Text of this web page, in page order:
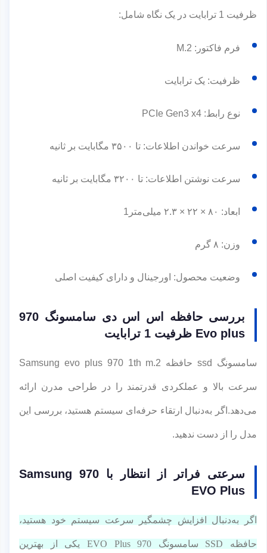
ظرفیت 1 ترابایت در یک نگاه شامل:
فرم فاکتور: M.2
ظرفیت: یک ترابایت
نوع رابط: PCIe Gen3 x4
سرعت خواندن اطلاعات: تا ۳۵۰۰ مگابایت بر ثانیه
سرعت نوشتن اطلاعات: تا ۳۲۰۰ مگابایت بر ثانیه
ابعاد: ۸۰ × ۲۲ × ۲.۳ میلی‌متر1
وزن: ۸ گرم
وضعیت محصول: اورجینال و دارای کیفیت اصلی
بررسی حافظه اس اس دی سامسونگ 970
Evo plus ظرفیت 1 ترابایت
سامسونگ ssd حافظه Samsung evo plus 970 1th m.2
سرعت بالا و عملکردی قدرتمند را در طراحی مدرن ارائه
می‌دهد.اگر به‌دنبال ارتقاء حرفه‌ای سیستم هستید، بررسی این
مدل را از دست ندهید.
سرعتی فراتر از انتظار با Samsung 970
EVO Plus
اگر به‌دنبال افزایش چشمگیر سرعت سیستم خود هستید،
حافظه SSD سامسونگ 970 EVO Plus یکی از بهترین